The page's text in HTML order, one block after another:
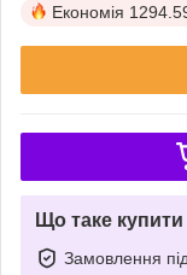
Економія
Що таке
Замовлення